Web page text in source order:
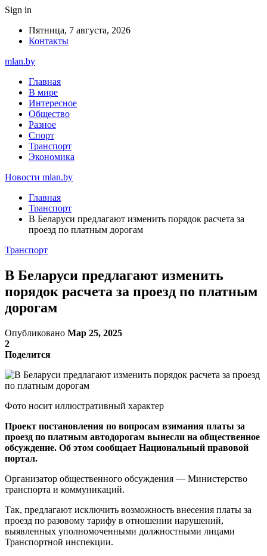
Sign in
Пятница, 7 августа, 2026
Контакты
mlan.by
Главная
В мире
Интересное
Общество
Разное
Спорт
Транспорт
Экономика
Новости mlan.by
Главная
Транспорт
В Беларуси предлагают изменить порядок расчета за
проезд по платным дорогам
Транспорт
В Беларуси предлагают изменить
порядок расчета за проезд по платным
дорогам
Опубликовано Мар 25, 2025
2
Поделится
Фото носит иллюстративный характер
Проект постановления по вопросам взимания платы за
проезд по платным автодорогам вынесли на общественное
обсуждение. Об этом сообщает Национальный правовой
портал.
Организатор общественного обсуждения — Министерство
транспорта и коммуникаций.
Так, предлагают исключить возможность внесения платы за
проезд по разовому тарифу в отношении нарушений,
выявленных уполномоченными должностными лицами
Транспортной инспекции.